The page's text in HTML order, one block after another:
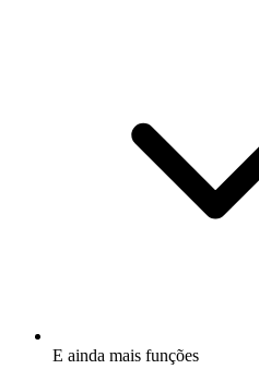
E ainda mais funções